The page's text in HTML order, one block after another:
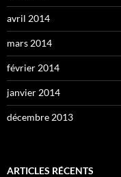
avril 2014
mars 2014
février 2014
janvier 2014
décembre 2013
ARTICLES RÉCENTS